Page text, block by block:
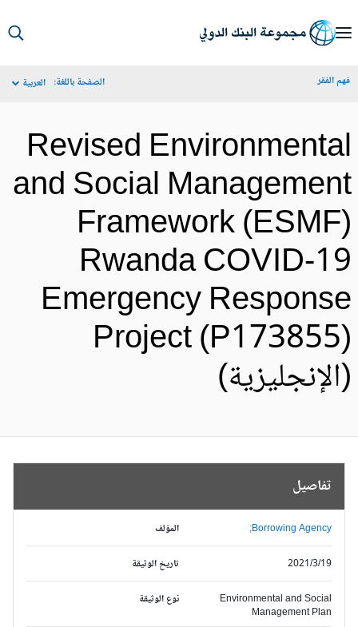
الفقر الصفحة باللغة: العربية
Revised
and Social
Framework
Rwanda COVID-
Emergency
Project
تفاصيل
المؤلف Borrowing Agency;
تاريخ الوثيقة 2021/3/19
نوع الوثيقة
Environmental and Social
Management Plan